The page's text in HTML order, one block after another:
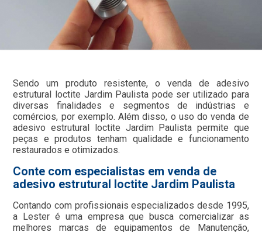
Sendo um produto resistente, o venda de adesivo
estrutural loctite Jardim Paulista pode ser utilizado para
diversas finalidades e segmentos de indústrias e
comércios, por exemplo. Além disso, o uso do venda de
adesivo estrutural loctite Jardim Paulista permite que
peças e produtos tenham qualidade e funcionamento
restaurados e otimizados.
Conte com especialistas em venda de
adesivo estrutural loctite Jardim Paulista
Contando com profissionais especializados desde 1995,
a Lester é uma empresa que busca comercializar as
melhores marcas de equipamentos de Manutenção,